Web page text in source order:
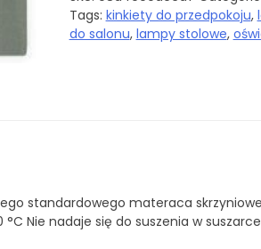
Tags: kinkiety do przedpokoju,
do salonu, lampy stolowe,
standardowego materaca
Nie nadaje się do suszenia w